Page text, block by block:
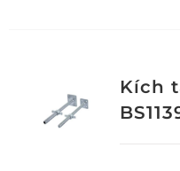
Kích